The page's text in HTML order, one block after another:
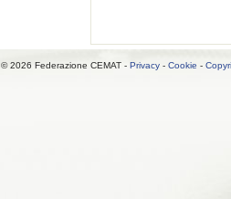
© 2026 Federazione CEMAT - Privacy- Cookie -